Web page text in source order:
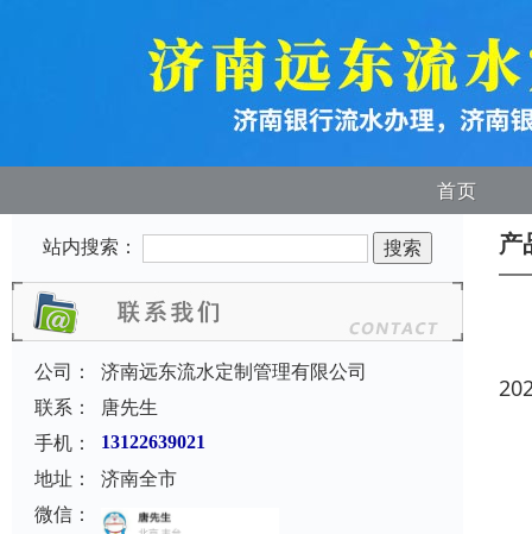
首页
站内搜索：
公司：
济南远东流水定制管理有限公司
联系：
唐先生
手机：
13122639021
地址：
济南全市
微信：
产